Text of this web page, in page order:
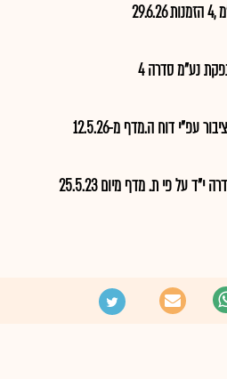
נע"מ סדרה 4
עפ"י דוח ה.מדף מ-12.5.26
על פי ת. מדף מיום 25.5.23